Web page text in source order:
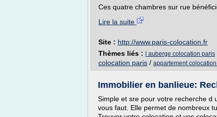
Ces quatre chambres sur rue
Lire la suite
Site : http://www.paris-colocation.fr
Thèmes liés :
l auberge colocation paris
colocation paris / appartement
Immobilier en banlieue:
Simple et sre pour votre recherche d
vous faut. Elle permet de nombreux